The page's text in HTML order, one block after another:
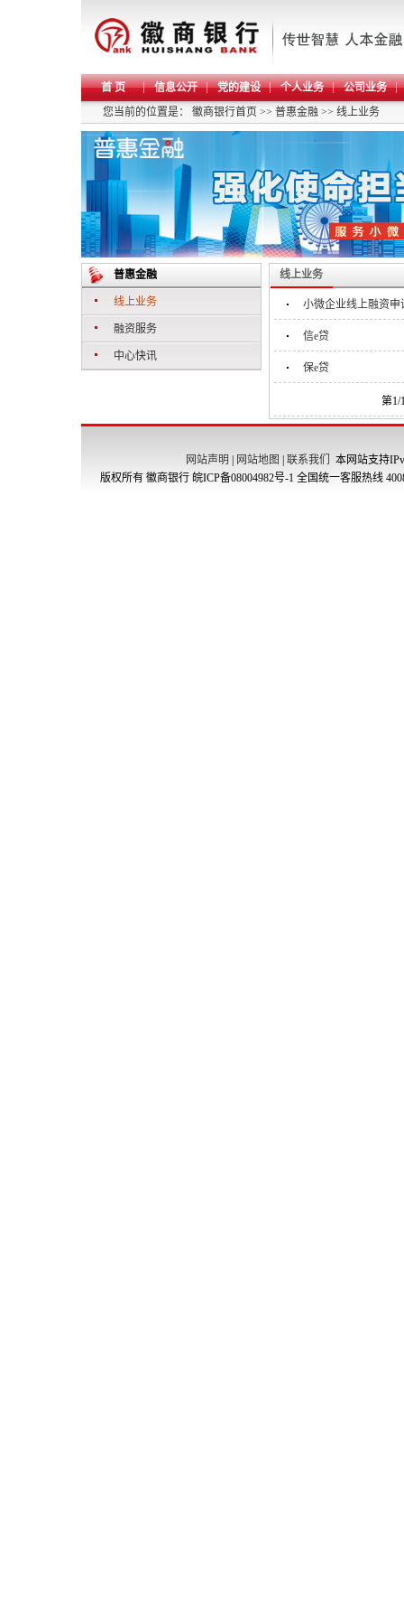
首 页 信息公开 党的建设 个人业务
公司业务
您当前的位置是： 徽商银行首页 >> 普惠金融 >> 线上业务
普惠金融
线上业务
融资服务
中心快讯
线上业务
小微企业线上融资申
信e贷
保e贷
第
网站声明 网站地图 联系我们
本网站支持
版权所有 徽商银行 皖ICP备08004982号-1 全国统一客服热线